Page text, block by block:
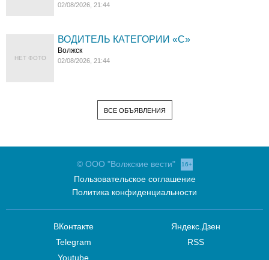
02/08/2026, 21:44
НЕТ ФОТО
ВОДИТЕЛЬ КАТЕГОРИИ «C»
Волжск
02/08/2026, 21:44
ВСЕ ОБЪЯВЛЕНИЯ
© ООО "Волжские вести" 16+
Пользовательское соглашение
Политика конфиденциальности
ВКонтакте
Telegram
Youtube
Яндекс.Дзен
RSS